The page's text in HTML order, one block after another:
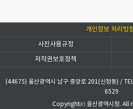
개인정보 처리방
사진사용규정
저작권보호정책
(44675) 울산광역시 남구 중앙로 201(신정동) /
6529
Copyright⒞ 울산광역시청. All